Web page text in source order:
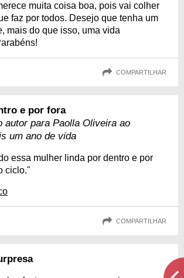
muita coisa boa, pois vai colher
faz por todos. Desejo que tenha um
mais do que isso, uma vida
COMPARTILHAR
e por fora
autor para Paolla Oliveira ao
um ano de vida
essa mulher linda por dentro e por
ciclo."
COMPARTILHAR